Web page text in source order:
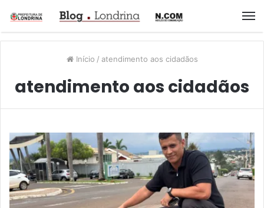
Início / atendimento aos cidadãos
atendimento aos cidadãos